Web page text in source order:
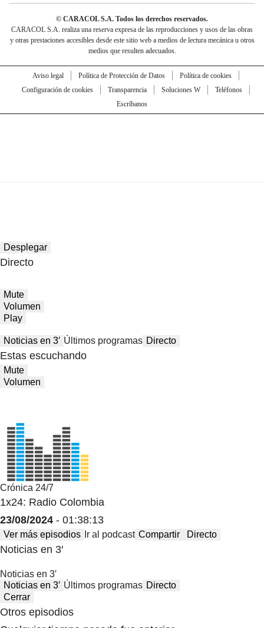
© CARACOL S.A. Todos los derechos reservados.
CARACOL S.A. realiza una reserva expresa de las reproducciones y usos de las obras
y otras prestaciones accesibles desde este sitio web a medios de lectura mecánica u otros
medios que resulten adecuados.
Aviso legal Política de Protección de Datos
Política de cookies
Configuración de cookies
Transparencia Soluciones W
Teléfonos
Escríbanos
Desplegar
Directo
Mute
Volumen
Play
Noticias en 3′ Últimos programas Directo
Estas escuchando
Mute
Volumen
Crónica 24/7
1x24: Radio Colombia
23/08/2024 - 01:38:13
Ver más episodios Ir al podcast Compartir Directo
Noticias en 3′
Noticias en 3′
Noticias en 3′ Últimos programas Directo
Cerrar
Otros episodios